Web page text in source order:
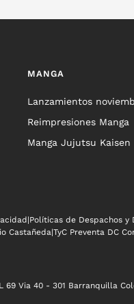
MANGA
Lanzamientos
Reimpresiones Manga
Manga Jujutsu Kaisen
|Políticas de Despachos y
Castañeda|TyC Preventa DC
Via 40 - 301 Barranquilla